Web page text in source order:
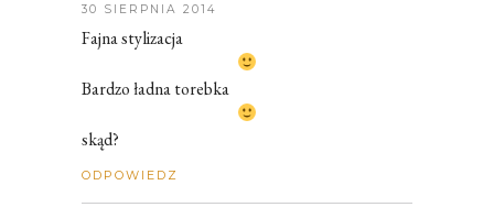
30 SIERPNIA 2014
Fajna stylizacja
Bardzo ładna torebka
skąd?
ODPOWIEDZ